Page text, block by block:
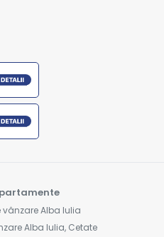
Alba Iulia
Alba Iulia, Cetate